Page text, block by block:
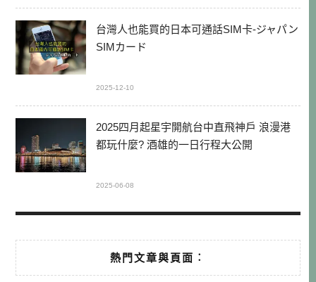
台灣人也能買的日本可通話SIM卡-ジャパン
SIMカード
2025-12-10
2025四月起星宇開航台中直飛神戶 浪漫港
都玩什麼? 酒雄的一日行程大公開
2025-06-08
熱門文章與頁面︰